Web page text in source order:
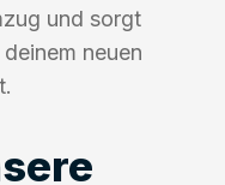
und sorgt
neuen